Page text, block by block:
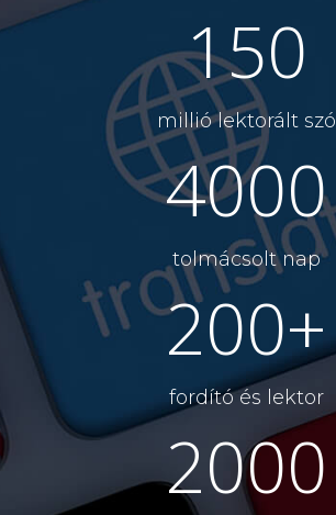
150
millió lektorált szó
4000
tolmácsolt nap
200+
fordító és lektor
2000